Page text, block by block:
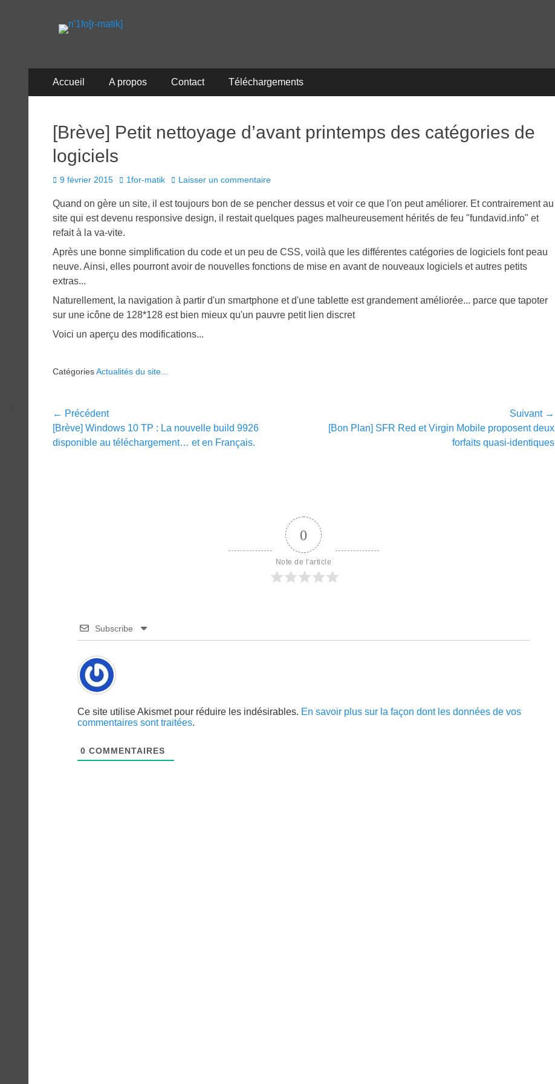
n'1fo[r-matik]
Pour les nymphos d'infos en info…
Menu
principal
Accueil A propos Contact Téléchargements
[Brève] Petit nettoyage d’avant printemps des catégories de
logiciels
Posted
9 février 2015 Author
1for-matik Laisser un commentaire
Quand on gère un site, il est toujours bon de se pencher dessus et voir ce que l'on peut améliorer. Et contrairement au
site qui est devenu responsive design, il restait quelques pages malheureusement hérités de feu "fundavid.info" et
refait à la va-vite.
Après une bonne simplification du code et un peu de CSS, voilà que les différentes catégories de logiciels font peau
neuve. Ainsi, elles pourront avoir de nouvelles fonctions de mise en avant de nouveaux logiciels et autres petits
extras...
Naturellement, la navigation à partir d'un smartphone et d'une tablette est grandement améliorée... parce que tapoter
sur une icône de 128*128 est bien mieux qu'un pauvre petit lien discret
Voici un aperçu des modifications...
CatégoriesActualités du site...
Navigation
de
← Précédent
Article
précédent :
[Brève] Windows 10 TP : La nouvelle build 9926
disponible au téléchargement… et en Français.
Suivant →
Article[Bon Plan] SFR Red et Virgin Mobile proposent deux
forfaits quasi-identiques
0
Note de l'article
Subscribe
Ce site utilise Akismet pour réduire les indésirables. En savoir plus sur la façon dont les données de vos
commentaires sont traitées.
0 COMMENTAIRES